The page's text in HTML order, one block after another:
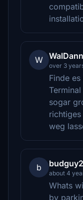
W
over 3
Finde
sogar
weg
b
about 4
Whats
by